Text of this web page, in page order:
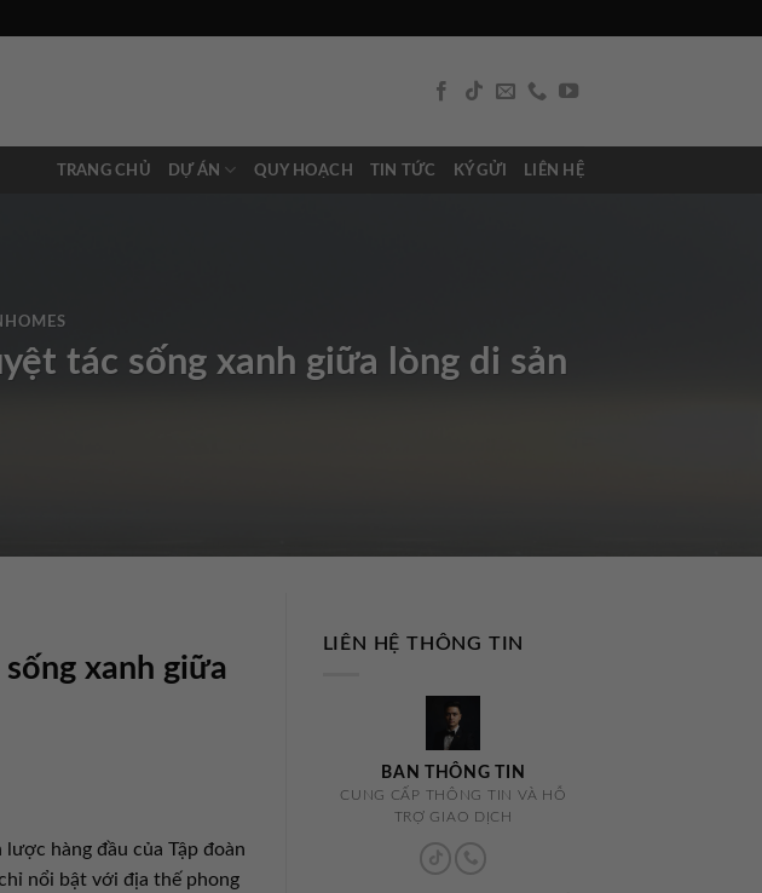
TRANG CHỦ DỰ ÁN QUY HOẠCH TIN TỨC KÝ GỬI LIÊN HỆ
tác sống xanh giữa lòng di sản
xanh giữa
hàng đầu của Tập đoàn
nổi bật với địa thế phong
LIÊN HỆ THÔNG TIN
BAN THÔNG TIN
CUNG CẤP THÔNG TIN VÀ HỖ
TRỢ GIAO DỊCH